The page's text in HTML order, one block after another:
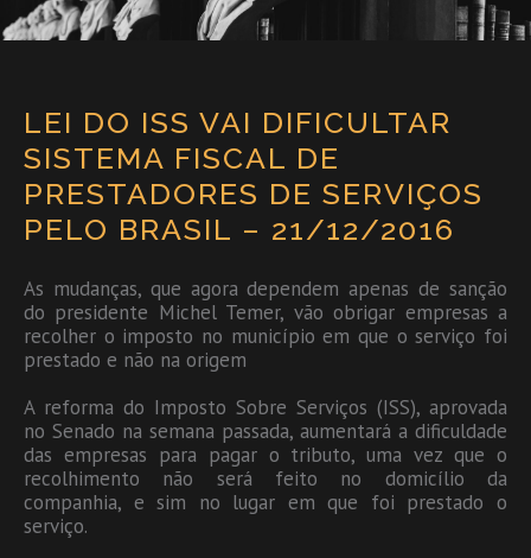
LEI DO ISS VAI DIFICULTAR
SISTEMA FISCAL DE
PRESTADORES DE SERVIÇOS
PELO BRASIL – 21/12/2016
As mudanças, que agora dependem apenas de sanção
do presidente Michel Temer, vão obrigar empresas a
recolher o imposto no município em que o serviço foi
prestado e não na origem
A reforma do Imposto Sobre Serviços (ISS), aprovada
no Senado na semana passada, aumentará a dificuldade
das empresas para pagar o tributo, uma vez que o
recolhimento não será feito no domicílio da
companhia, e sim no lugar em que foi prestado o
serviço.